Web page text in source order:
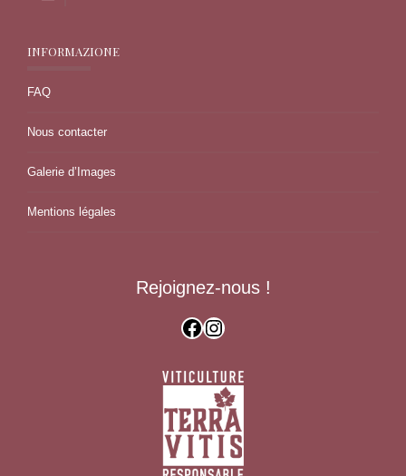
INFORMAZIONE
FAQ
Nous contacter
Galerie d’Images
Mentions légales
Rejoignez-nous !
Facebook Instagram